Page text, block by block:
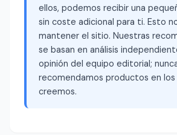
ellos, podemos recibir una
sin coste adicional para ti. Esto
mantener el sitio. Nuestras
se basan en análisis
opinión del equipo editorial;
recomendamos productos en los
creemos.